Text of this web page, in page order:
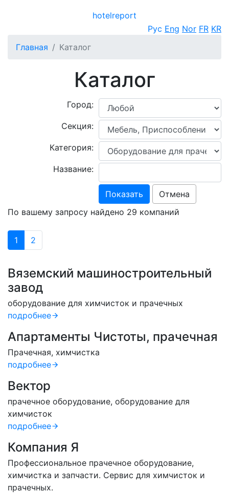
hotelreport
Рус Eng Nor FR KR
Главная
Каталог
Каталог
Город:
Секция:
Категория:
Название:
Показать
Отмена
По вашему запросу найдено 29 компаний
1 2
Вяземский машиностроительный
завод
оборудование для химчисток и прачечных
подробнее
Апартаменты Чистоты, прачечная
Прачечная, химчистка
подробнее
Вектор
прачечное оборудование, оборудование для
химчисток
подробнее
Компания Я
Профессиональное прачечное оборудование,
химчистка и запчасти. Сервис для химчисток и
прачечных.